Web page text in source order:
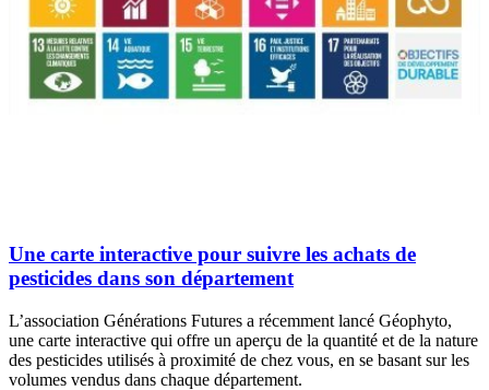
Une carte interactive pour suivre les achats de
pesticides dans son département
L’association Générations Futures a récemment lancé Géophyto,
une carte interactive qui offre un aperçu de la quantité et de la nature
des pesticides utilisés à proximité de chez vous, en se basant sur les
volumes vendus dans chaque département.